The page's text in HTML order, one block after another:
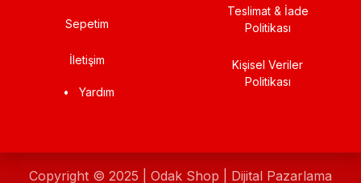
Sepetim
İletişim
• Yardım
Teslimat & İade
Politikası
Kişisel Veriler
Politikası
Copyright © 2025 | Odak Shop | Dijital Pazarlama